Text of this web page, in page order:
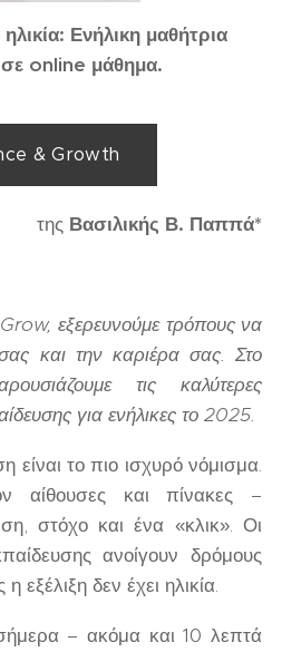
Ενήλικη μαθήτρια
σε online μάθημα.
& Growth
της Βασιλικής Β. Παππά*
εξερευνούμε τρόπους να
και την καριέρα σας. Στο
τις καλύτερες
για ενήλικες το 2025.
είναι το πιο ισχυρό νόμισμα.
αίθουσες και πίνακες –
στόχο και ένα «κλικ». Οι
ανοίγουν δρόμους
εξέλιξη δεν έχει ηλικία.
– ακόμα και 10 λεπτά